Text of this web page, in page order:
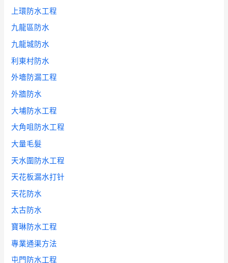
上環防水工程
九龍區防水
九龍城防水
利東村防水
外墻防漏工程
外牆防水
大埔防水工程
大角咀防水工程
大量毛髮
天水圍防水工程
天花板漏水打针
天花防水
太古防水
寶琳防水工程
專業通渠方法
屯門防水工程